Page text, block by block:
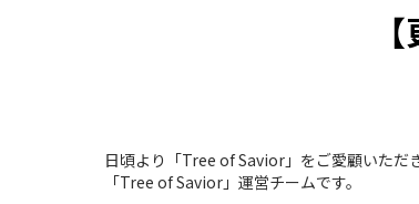
日頃より「Tree of Savior」をご愛顧いただ
「Tree of Savior」運営チームです。